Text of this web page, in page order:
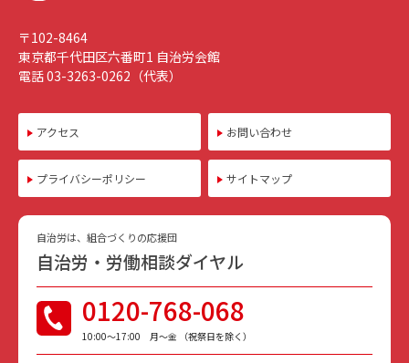
〒102-8464
東京都千代田区六番町1 自治労会館
電話 03-3263-0262（代表）
アクセス お問い合わせ
プライバシーポリシー サイトマップ
自治労は、組合づくりの応援団
自治労・労働相談ダイヤル
0120-768-068
10:00〜17:00 月〜金 （祝祭日を除く）